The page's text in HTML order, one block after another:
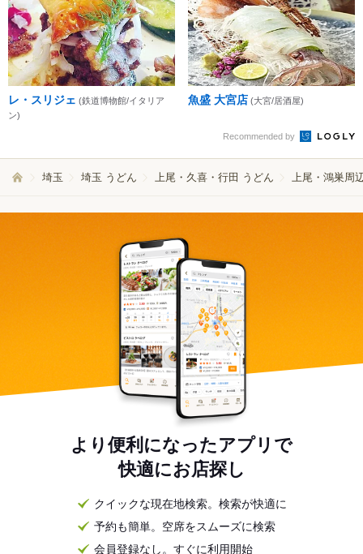
レ・スリジェ (鉄道博物館/イタリア
ン)
魚盛 大宮店 (大宮/居酒屋)
Recommended by
埼玉 埼玉 うどん 上尾・久喜・行田 うどん 上尾・鴻巣周
より便利になったアプリで
快適にお店探し
クイックな現在地検索。検索が快適に
予約も簡単。空席をスムーズに検索
会員登録なし。すぐに利用開始